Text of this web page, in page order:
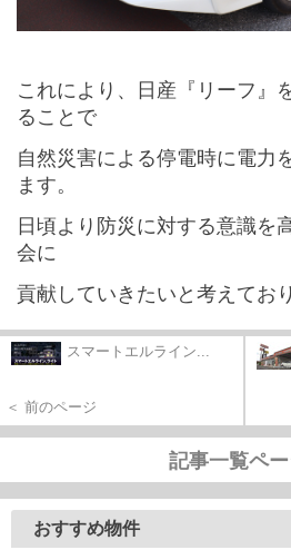
これにより、日産『リーフ』
ることで
自然災害による停電時に電力
ます。
日頃より防災に対する意識を
会に
貢献していきたいと考えてお
スマートエルライン...
＜ 前のページ
記事一覧ペ
おすすめ物件